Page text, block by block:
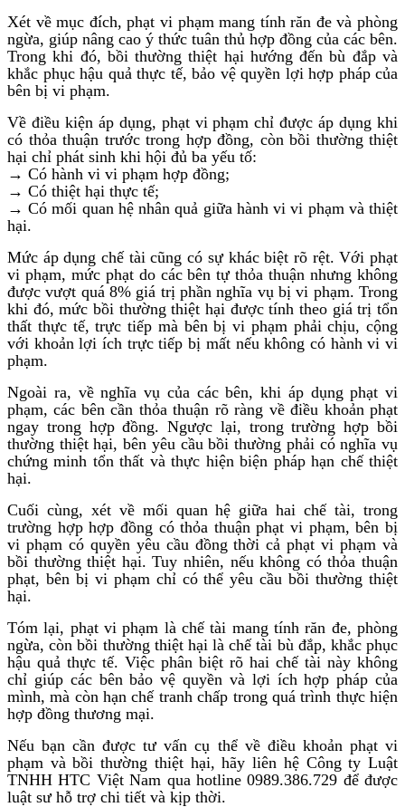
Xét về mục đích, phạt vi phạm mang tính răn đe và phòng
ngừa, giúp nâng cao ý thức tuân thủ hợp đồng của các bên.
Trong khi đó, bồi thường thiệt hại hướng đến bù đắp và
khắc phục hậu quả thực tế, bảo vệ quyền lợi hợp pháp của
bên bị vi phạm.
Về điều kiện áp dụng, phạt vi phạm chỉ được áp dụng khi
có thỏa thuận trước trong hợp đồng, còn bồi thường thiệt
hại chỉ phát sinh khi hội đủ ba yếu tố:
→ Có hành vi vi phạm hợp đồng;
→ Có thiệt hại thực tế;
→ Có mối quan hệ nhân quả giữa hành vi vi phạm và thiệt
hại.
Mức áp dụng chế tài cũng có sự khác biệt rõ rệt. Với phạt
vi phạm, mức phạt do các bên tự thỏa thuận nhưng không
được vượt quá 8% giá trị phần nghĩa vụ bị vi phạm. Trong
khi đó, mức bồi thường thiệt hại được tính theo giá trị tổn
thất thực tế, trực tiếp mà bên bị vi phạm phải chịu, cộng
với khoản lợi ích trực tiếp bị mất nếu không có hành vi vi
phạm.
Ngoài ra, về nghĩa vụ của các bên, khi áp dụng phạt vi
phạm, các bên cần thỏa thuận rõ ràng về điều khoản phạt
ngay trong hợp đồng. Ngược lại, trong trường hợp bồi
thường thiệt hại, bên yêu cầu bồi thường phải có nghĩa vụ
chứng minh tổn thất và thực hiện biện pháp hạn chế thiệt
hại.
Cuối cùng, xét về mối quan hệ giữa hai chế tài, trong
trường hợp hợp đồng có thỏa thuận phạt vi phạm, bên bị
vi phạm có quyền yêu cầu đồng thời cả phạt vi phạm và
bồi thường thiệt hại. Tuy nhiên, nếu không có thỏa thuận
phạt, bên bị vi phạm chỉ có thể yêu cầu bồi thường thiệt
hại.
Tóm lại, phạt vi phạm là chế tài mang tính răn đe, phòng
ngừa, còn bồi thường thiệt hại là chế tài bù đắp, khắc phục
hậu quả thực tế. Việc phân biệt rõ hai chế tài này không
chỉ giúp các bên bảo vệ quyền và lợi ích hợp pháp của
mình, mà còn hạn chế tranh chấp trong quá trình thực hiện
hợp đồng thương mại.
Nếu bạn cần được tư vấn cụ thể về điều khoản phạt vi
phạm và bồi thường thiệt hại, hãy liên hệ Công ty Luật
TNHH HTC Việt Nam qua hotline 0989.386.729 để được
luật sư hỗ trợ chi tiết và kịp thời.